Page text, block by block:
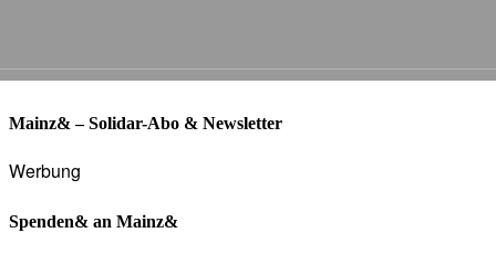
Mainz& – Solidar-Abo & Newsletter
Werbung
Spenden& an Mainz&